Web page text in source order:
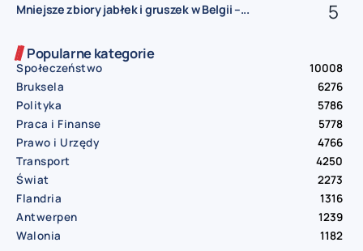
Mniejsze zbiory jabłek i gruszek w Belgii –...
Popularne kategorie
Społeczeństwo
10008
Bruksela
6276
Polityka
5786
Praca i Finanse
5778
Prawo i Urzędy
4766
Transport
4250
Świat
2273
Flandria
1316
Antwerpen
1239
Walonia
1182